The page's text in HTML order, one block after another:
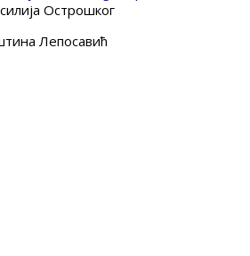
Острошког
Лепосавић